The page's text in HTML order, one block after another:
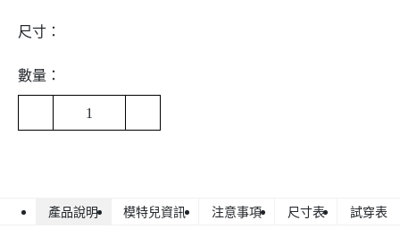
尺寸：
數量：
1
產品說明 模特兒資訊 注意事項 尺寸表 試穿表